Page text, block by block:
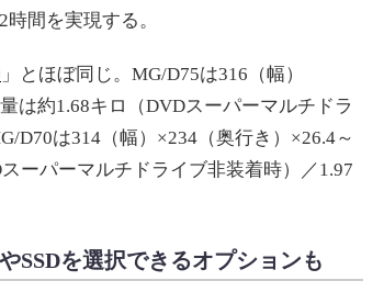
間を実現する。
」とほぼ同じ。MG/D75は316（幅）
は約1.68キロ（DVDスーパーマルチドラ
D70は314（幅）×234（奥行き）×26.4～
ーパーマルチドライブ非装着時）／1.97
SSDを選択できるオプションも